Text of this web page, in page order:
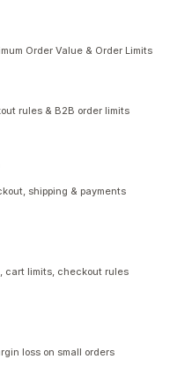
Order Value & Order Limits
rules & B2B order limits
shipping & payments
cart limits, checkout rules
loss on small orders